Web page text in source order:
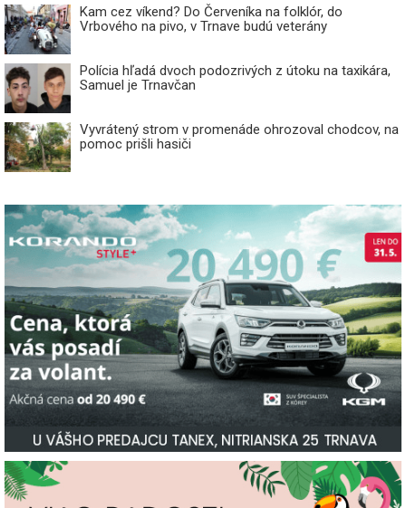
Kam cez víkend? Do Červeníka na folklór, do
Vrbového na pivo, v Trnave budú veterány
Polícia hľadá dvoch podozrivých z útoku na taxikára,
Samuel je Trnavčan
Vyvrátený strom v promenáde ohrozoval chodcov, na
pomoc prišli hasiči